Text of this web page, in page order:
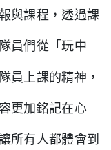
與課程，透過課
員們從「玩中
員上課的精神，
更加銘記在心
所有人都體會到